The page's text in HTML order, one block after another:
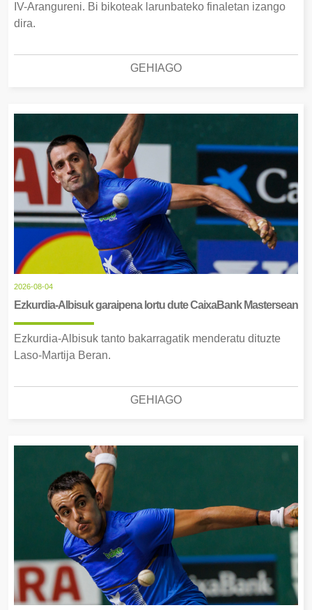
IV-Arangureni. Bi bikoteak larunbateko finaletan izango
dira.
GEHIAGO
2026-08-04
Ezkurdia-Albisuk garaipena lortu dute CaixaBank Mastersean
Ezkurdia-Albisuk tanto bakarragatik menderatu dituzte
Laso-Martija Beran.
GEHIAGO